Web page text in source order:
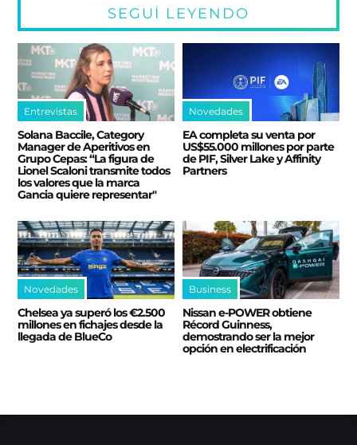
SEGUÍ LEYENDO
Entrevistas
Solana Baccile, Category
Manager de Aperitivos en
Grupo Cepas: “La figura de
Lionel Scaloni transmite todos
los valores que la marca
Gancia quiere representar"
Novedades
EA completa su venta por
US$55.000 millones por parte
de PIF, Silver Lake y Affinity
Partners
Novedades
Chelsea ya superó los €2.500
millones en fichajes desde la
llegada de BlueCo
Business
Nissan e‑POWER obtiene
Récord Guinness,
demostrando ser la mejor
opción en electrificación